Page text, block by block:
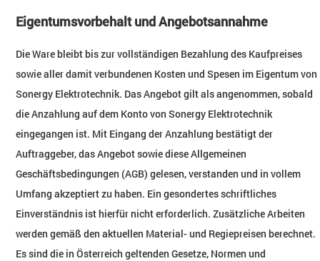
Eigentumsvorbehalt und Angebotsannahme
Die Ware bleibt bis zur vollständigen Bezahlung des Kaufpreises
sowie aller damit verbundenen Kosten und Spesen im Eigentum von
Sonergy Elektrotechnik. Das Angebot gilt als angenommen, sobald
die Anzahlung auf dem Konto von Sonergy Elektrotechnik
eingegangen ist. Mit Eingang der Anzahlung bestätigt der
Auftraggeber, das Angebot sowie diese Allgemeinen
Geschäftsbedingungen (AGB) gelesen, verstanden und in vollem
Umfang akzeptiert zu haben. Ein gesondertes schriftliches
Einverständnis ist hierfür nicht erforderlich. Zusätzliche Arbeiten
werden gemäß den aktuellen Material- und Regiepreisen berechnet.
Es sind die in Österreich geltenden Gesetze, Normen und